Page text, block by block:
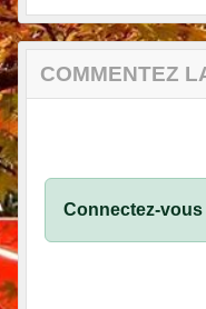
COMMENTEZ
Connectez-vous